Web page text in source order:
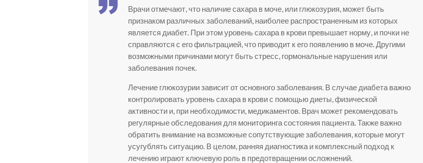
Врачи отмечают, что наличие сахара в моче, или глюкозурия, может быть
признаком различных заболеваний, наиболее распространенным из которых
является диабет. При этом уровень сахара в крови превышает норму, и почки не
справляются с его фильтрацией, что приводит к его появлению в моче. Другими
возможными причинами могут быть стресс, гормональные нарушения или
заболевания почек.
Лечение глюкозурии зависит от основного заболевания. В случае диабета важно
контролировать уровень сахара в крови с помощью диеты, физической
активности и, при необходимости, медикаментов. Врач может рекомендовать
регулярные обследования для мониторинга состояния пациента. Также важно
обратить внимание на возможные сопутствующие заболевания, которые могут
усугублять ситуацию. В целом, ранняя диагностика и комплексный подход к
лечению играют ключевую роль в предотвращении осложнений.